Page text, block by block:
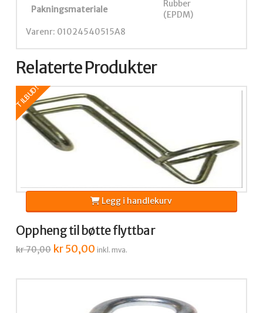
Pakningsmateriale
Rubber
(EPDM)
Varenr: 01024540515A8
Relaterte Produkter
TILBUD!
Oppheng til bøtte flyttbar
kr70,00 Opprinnelig
pris
kr50,00Nåværende
pris
inkl. mva.
Legg i handlekurv